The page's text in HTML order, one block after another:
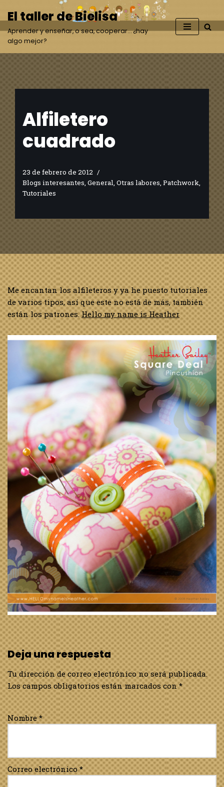
Saltar
al
contenido
El taller de Bielisa
Aprender y enseñar, o sea, cooperar… ¿hay
algo mejor?
Alfiletero
cuadrado
23 de febrero de 2012
Blogs interesantes General Otras labores Patchwork
Tutoriales
Me encantan los alfileteros y ya he puesto tutoriales
de varios tipos, así que este no está de más, también
están los patrones.Hello my name is Heather
Deja una respuesta
Tu dirección de correo electrónico no será publicada.
Los campos obligatorios están marcados con*
Nombre*
Correo electrónico*